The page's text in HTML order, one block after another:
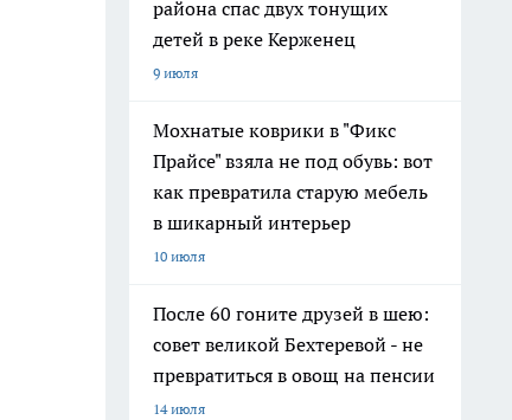
района спас двух тонущих
детей в реке Керженец
9 июля
Мохнатые коврики в "Фикс
Прайсе" взяла не под обувь: вот
как превратила старую мебель
в шикарный интерьер
10 июля
После 60 гоните друзей в шею:
совет великой Бехтеревой - не
превратиться в овощ на пенсии
14 июля